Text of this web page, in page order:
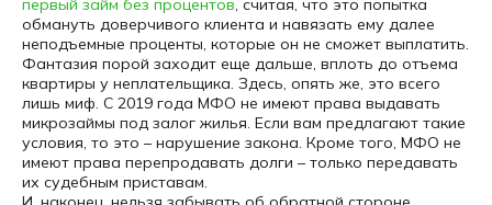
первый займ без процентов, считая, что это попытка
обмануть доверчивого клиента и навязать ему далее
неподъемные проценты, которые он не сможет выплатить.
Фантазия порой заходит еще дальше, вплоть до отъема
квартиры у неплательщика. Здесь, опять же, это всего
лишь миф. С 2019 года МФО не имеют права выдавать
микрозаймы под залог жилья. Если вам предлагают такие
условия, то это – нарушение закона. Кроме того, МФО не
имеют права перепродавать долги – только передавать
их судебным приставам.